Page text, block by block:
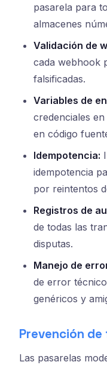
pasarela para
almacenes
Validación de
cada webhook
falsificadas.
Variables de
credenciales
en código
Idempotencia:
idempotencia
por reintentos
Registros de
de todas las
disputas.
Manejo de
de error
genéricos y
Prevención
Las pasarelas